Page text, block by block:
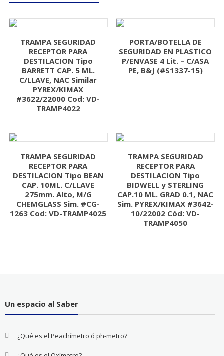
TRAMPA SEGURIDAD
RECEPTOR PARA
DESTILACION Tipo
BARRETT CAP. 5 ML.
C/LLAVE, NAC Similar
PYREX/KIMAX
#3622/22000 Cod: VD-
TRAMP4022
PORTA/BOTELLA DE
SEGURIDAD EN PLASTICO
P/ENVASE 4 Lit. – C/ASA
PE, B&J (#S1337-15)
TRAMPA SEGURIDAD
RECEPTOR PARA
DESTILACION Tipo BEAN
CAP. 10ML. C/LLAVE
275mm. Alto, M/G
CHEMGLASS Sim. #CG-
1263 Cod: VD-TRAMP4025
TRAMPA SEGURIDAD
RECEPTOR PARA
DESTILACION Tipo
BIDWELL y STERLING
CAP.10 ML. GRAD 0.1, NAC
Sim. PYREX/KIMAX #3642-
10/22002 Cód: VD-
TRAMP4050
Un espacio al Saber
¿Qué es el Peachímetro ó ph-metro?